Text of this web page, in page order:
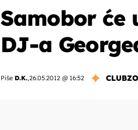
Samobor će
DJ-a
Piše D.K.,26.05.2012 @ 16:52